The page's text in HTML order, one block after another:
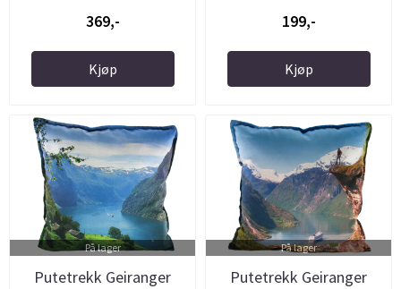
369,-
Kjøp
199,-
Kjøp
På lager
Putetrekk Geiranger
På lager
Putetrekk Geiranger